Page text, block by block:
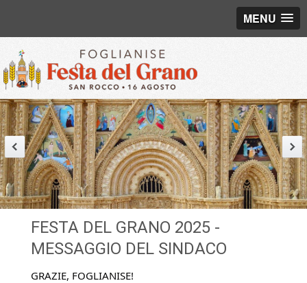
MENU
FESTA DEL GRANO 2025 -
MESSAGGIO DEL SINDACO
GRAZIE, FOGLIANISE!